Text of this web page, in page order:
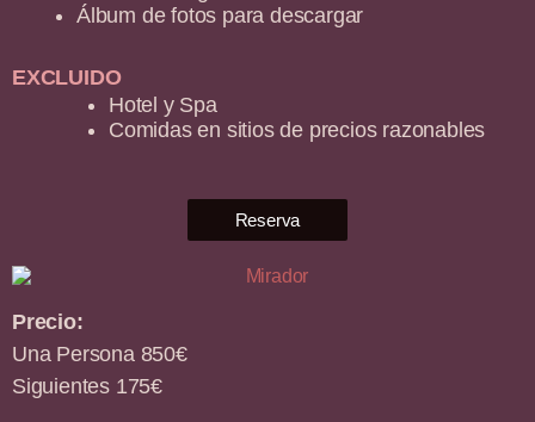
Álbum de fotos para descargar
EXCLUIDO
Hotel y Spa
Comidas en sitios de precios razonables
Reserva
Precio:
Una Persona 850€
Siguientes 175€